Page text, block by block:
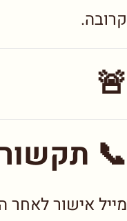
קרובה.
🚨
📞
מייל אישור לאחר